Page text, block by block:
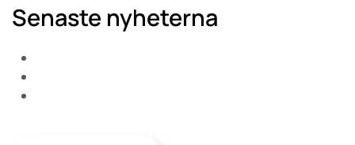
Senaste nyheterna